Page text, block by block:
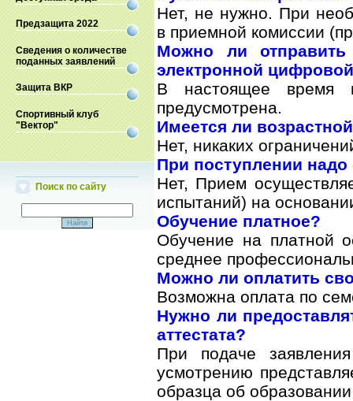
Предзащита 2022
Сведения о количестве
поданных заявлений
Защита ВКР
Спортивный клуб
"Вектор"
Поиск по сайту
Нет, не нужно. При
в приемной комиссии
Можно ли
электронной
В настоящее время
предусмотрена.
Имеется ли
Нет, никаких
При поступлении
Нет, Прием
испытаний) на
Обучение платное?
Обучение на платной
среднее
Можно ли оплатить
Возможна оплата по
Нужно ли
аттестата?
При подаче
усмотрению
образца об образовании